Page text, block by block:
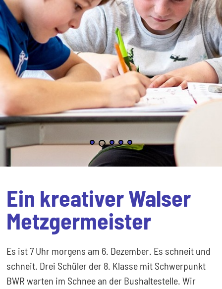
Ein kreativer Walser
Metzgermeister
Es ist 7 Uhr morgens am 6. Dezember. Es schneit und
schneit. Drei Schüler der 8. Klasse mit Schwerpunkt
BWR warten im Schnee an der Bushaltestelle. Wir